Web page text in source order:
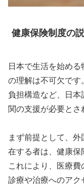
健康保険制度の
日本で生活を始め
の理解は不可欠です
負担構造など、日
関の支援が必要とさ
まず前提として、
在する者は、健康保
これにより、医療
診療や治療へのアク